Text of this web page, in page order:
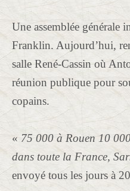
Une assemblée générale
Franklin. Aujourd’hui,
salle René-Cassin où
réunion publique pour
copains.
« 75 000 à Rouen 10
dans toute la France,
envoyé tous les jours à